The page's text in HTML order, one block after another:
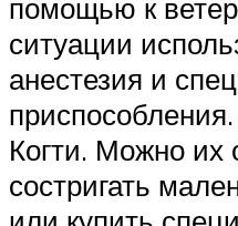
помощью к
ситуации
анестезия и
приспособления.
Когти. Можно их
состригать